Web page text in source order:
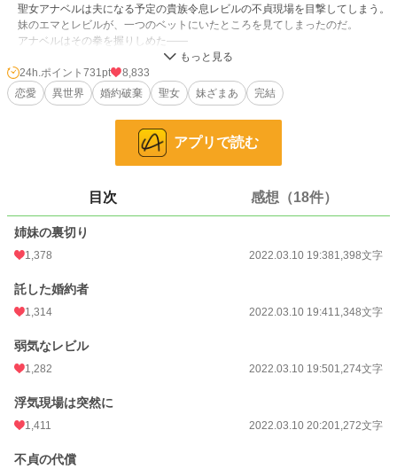
聖女アナベルは夫になる予定の貴族令息レビルの不貞現場を目撃してしまう。
妹のエマとレビルが、一つのベットにいたところを見てしまったのだ。
アナベルはその拳を握りしめた――
小説 2,068 位 / 228,886 件
7,669
更新日時 2022.03.11 09:42
初回完結日時 2022.03.11 12:26
累計ポイント
24h.ポイント 731pt
8,833
恋愛
異世界 婚約破棄 聖女 妹ざまあ 完結
アプリで読む
目次 感想（18件）
姉妹の裏切り
1,378 2022.03.10 19:381,398文字
託した婚約者
1,314 2022.03.10 19:411,348文字
弱気なレビル
1,282 2022.03.10 19:501,274文字
浮気現場は突然に
1,411 2022.03.10 20:201,272文字
不貞の代償